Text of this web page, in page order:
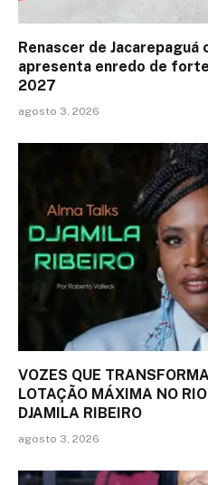
Renascer de Jacarepaguá
apresenta enredo de
2027
agosto 3, 2026
VOZES QUE
LOTAÇÃO MÁXIMA NO
DJAMILA RIBEIRO
agosto 3, 2026